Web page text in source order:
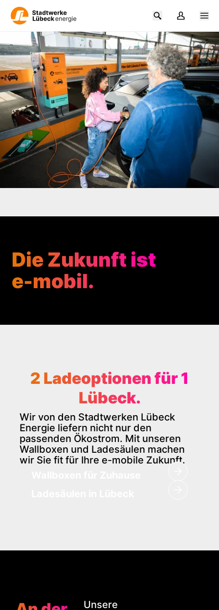
Die Zukunft ist
e-mobil.
2 Ladeoptionen für 1
Lübeck.
Wir von den Stadtwerken Lübeck
Energie liefern nicht nur den
passenden Ökostrom. Mit unseren
Wallboxen und Ladesäulen machen
wir Sie fit für Ihre e-mobile Zukunft.
Unsere